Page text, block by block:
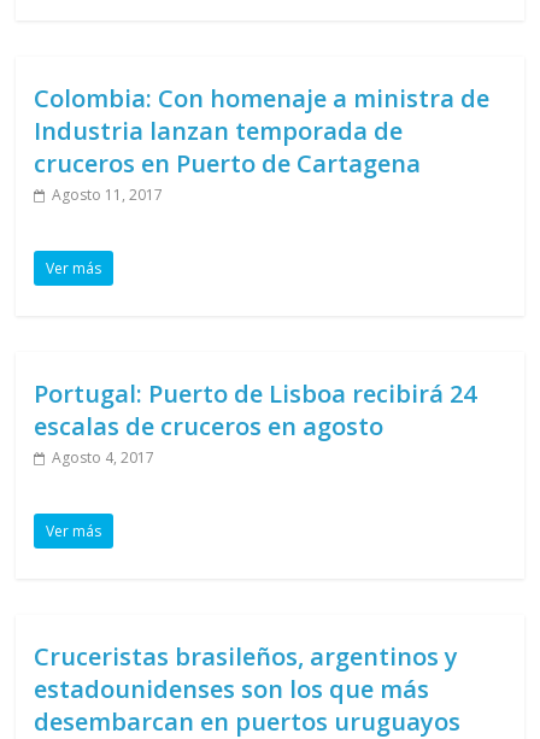
Colombia: Con homenaje a ministra de
Industria lanzan temporada de
cruceros en Puerto de Cartagena
Agosto 11, 2017
Ver más
Portugal: Puerto de Lisboa recibirá 24
escalas de cruceros en agosto
Agosto 4, 2017
Ver más
Cruceristas brasileños, argentinos y
estadounidenses son los que más
desembarcan en puertos uruguayos